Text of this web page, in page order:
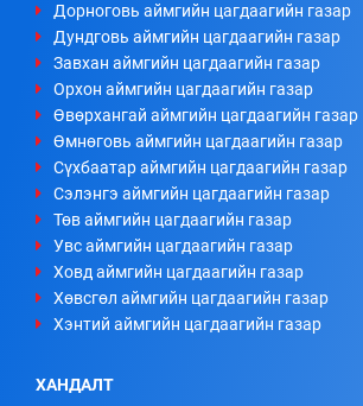
Дорноговь аймгийн цагдаагийн газар
Дундговь аймгийн цагдаагийн газар
Завхан аймгийн цагдаагийн газар
Орхон аймгийн цагдаагийн газар
Өвөрхангай аймгийн цагдаагийн газар
Өмнөговь аймгийн цагдаагийн газар
Сүхбаатар аймгийн цагдаагийн газар
Сэлэнгэ аймгийн цагдаагийн газар
Төв аймгийн цагдаагийн газар
Увс аймгийн цагдаагийн газар
Ховд аймгийн цагдаагийн газар
Хөвсгөл аймгийн цагдаагийн газар
Хэнтий аймгийн цагдаагийн газар
ХАНДАЛТ